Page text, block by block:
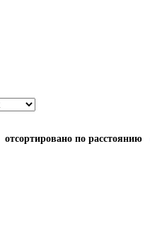
отсортировано по расстоянию